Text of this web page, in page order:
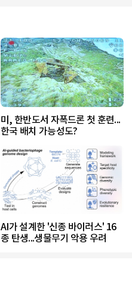
미, 한반도서 자폭드론 첫 훈련...
한국 배치 가능성도?
AI가 설계한 '신종 바이러스' 16
종 탄생...생물무기 악용 우려